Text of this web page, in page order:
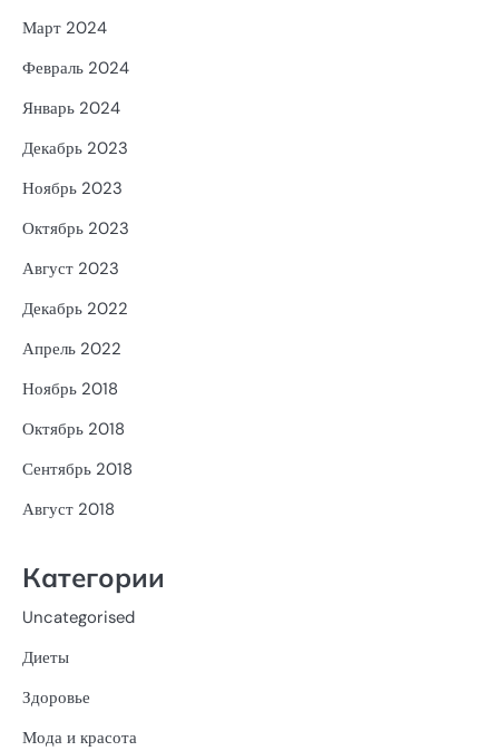
Март 2024
Февраль 2024
Январь 2024
Декабрь 2023
Ноябрь 2023
Октябрь 2023
Август 2023
Декабрь 2022
Апрель 2022
Ноябрь 2018
Октябрь 2018
Сентябрь 2018
Август 2018
Категории
Uncategorised
Диеты
Здоровье
Мода и красота